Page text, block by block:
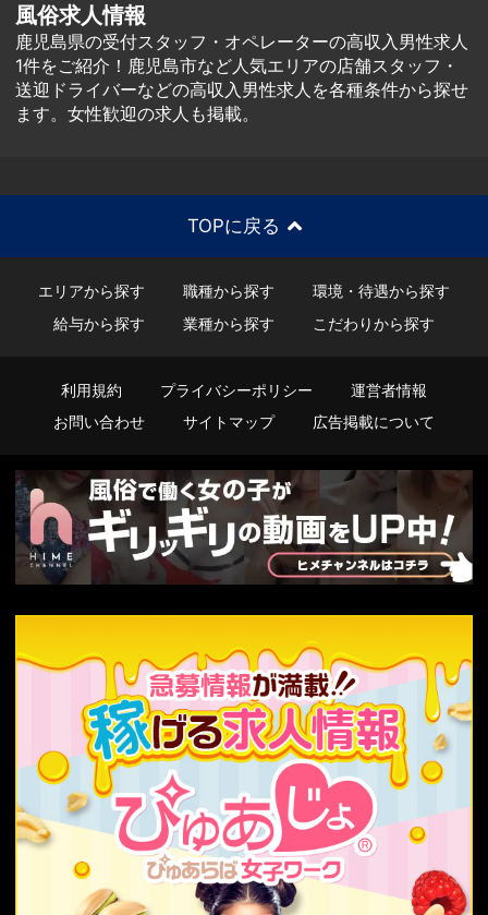
風俗求人情報
鹿児島県の受付スタッフ・オペレーターの高収入男性求人
1件をご紹介！鹿児島市など人気エリアの店舗スタッフ・
送迎ドライバーなどの高収入男性求人を各種条件から探せ
ます。女性歓迎の求人も掲載。
TOPに戻る
エリアから探す 職種から探す
環境・待遇から探す
給与から探す
業種から探す こだわりから探す
利用規約 プライバシーポリシー
運営者情報
お問い合わせ
サイトマップ 広告掲載について